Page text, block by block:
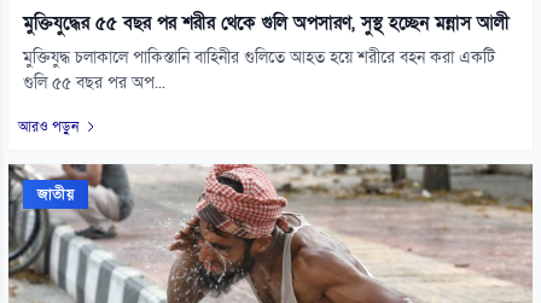
মুক্তিযুদ্ধের ৫৫ বছর পর শরীর থেকে গুলি অপসারণ, সুস্থ হচ্ছেন মন্নাস আলী
মুক্তিযুদ্ধ চলাকালে পাকিস্তানি বাহিনীর গুলিতে আহত হয়ে শরীরে বহন করা একটি
গুলি ৫৫ বছর পর অপ...
আরও পড়ুন
জাতীয়